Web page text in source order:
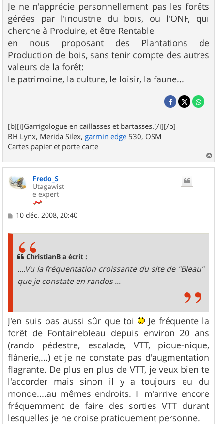
Je ne n'apprécie personnellement pas les forêts
gérées par l'industrie du bois, ou l'ONF, qui
cherche à Produire, et être Rentable
en nous proposant des Plantations de
Production de bois, sans tenir compte des autres
valeurs de la forêt:
le patrimoine, la culture, le loisir, la faune...
[b][i]Garrigologue en caillasses et bartasses.[/i][/b]
BH Lynx, Merida Silex, garmin edge 530, OSM
Cartes papier et porte carte
a
u
Fredo_S
Utagawist
e expert
M10 déc. 2008, 20:40
ChristianB a écrit :
....Vu la fréquentation croissante du site de "Bleau"
que je constate en randos ...
J'en suis pas aussi sûr que toi
Je fréquente la
forêt de Fontainebleau depuis environ 20 ans
(rando pédestre, escalade, VTT, pique-nique,
flânerie,...) et je ne constate pas d'augmentation
flagrante. De plus en plus de VTT, je veux bien te
l'accorder mais sinon il y a toujours eu du
monde....au mêmes endroits. Il m'arrive encore
fréquemment de faire des sorties VTT durant
lesquelles je ne croise pratiquement personne.